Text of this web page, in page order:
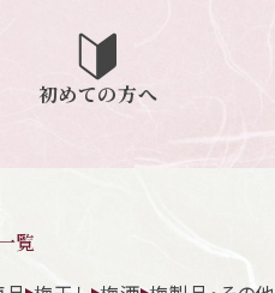
初めての方へ
覧